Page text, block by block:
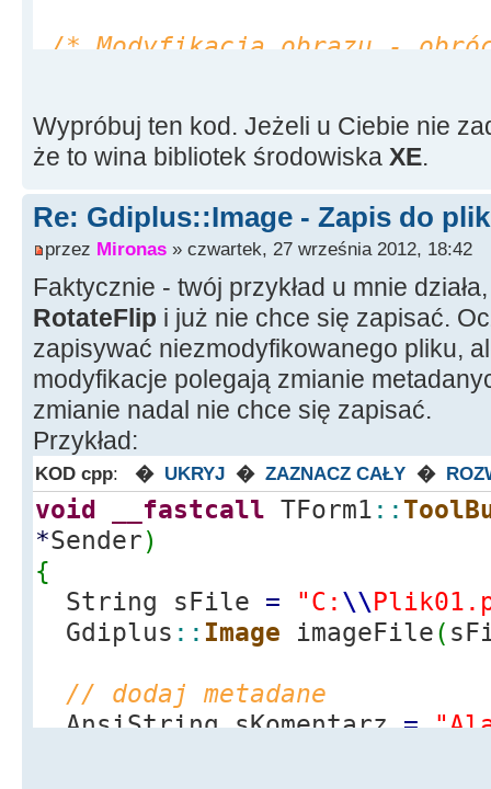
*Sender )
{
Gdiplus::Graphicsgraphics(
String sFile= "c:\\
Gdiplus::ImageimageFile(
);
/* Modyfikacja obrazu -
imageFile.RotateFlip( Gdiplus
CLSID fClsid
GetEncoderClsid(L"image/
imageFile.
}
----------------------------
__fastcall TForm1
Sender)
/* Modyfikacja obrazu -
CLSID fClsid;
GetEncoderClsid(L"image/
imageFile->Save( sFile.c_str(
}
Wypróbuj ten kod. Jeżeli u Ciebie nie
że to wina bibliotek środowiska XE.
Re: Gdiplus::Image - Zapis do
przez Mironas » czwartek, 27 września 2012, 18:42
Faktycznie - twój przykład u mnie
RotateFlip i już nie chce się zapisać.
zapisywać niezmodyfikowanego pliku,
modyfikacje polegają zmianie
zmianie nadal nie chce się zapisać.
Przykład:
KOD cpp: � UKRYJ � ZAZNACZ CAŁY �
void __fastcall TForm1 ::
*Sender)
{
String sFile = "C: \\
Gdiplus :: Image imageFile(
// dodaj metadane
AnsiString sKomentarz=